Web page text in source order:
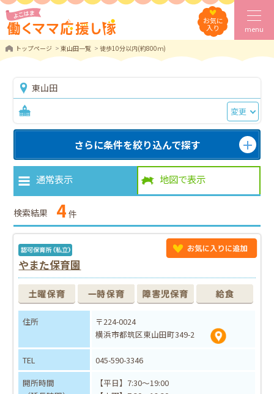
menu
お気に
入り
トップページ 東山田一覧 徒歩10分以内(約800ｍ)
東山田
変更
さらに条件を絞り込んで探す
地図で表示
通常表示
検索結果 4 件
やまた保育園
住所
〒224-0024
横浜市都筑区東山田町349-2
TEL
045-590-3346
開所時間
【平日】7:30～19:00